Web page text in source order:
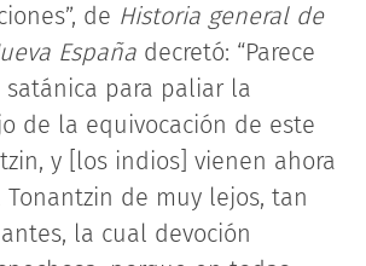
de Historia general de
España decretó: “Parece
satánica para paliar la
de la equivocación de este
y [los indios] vienen ahora
de muy lejos, tan
la cual devoción